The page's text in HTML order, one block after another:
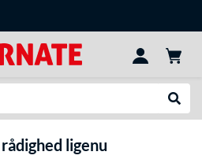
ligenu